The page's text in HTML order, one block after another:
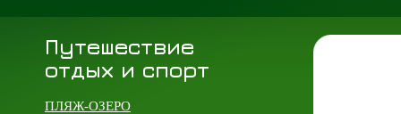
Путешествие
отдых и спорт
ПЛЯЖ-ОЗЕРО